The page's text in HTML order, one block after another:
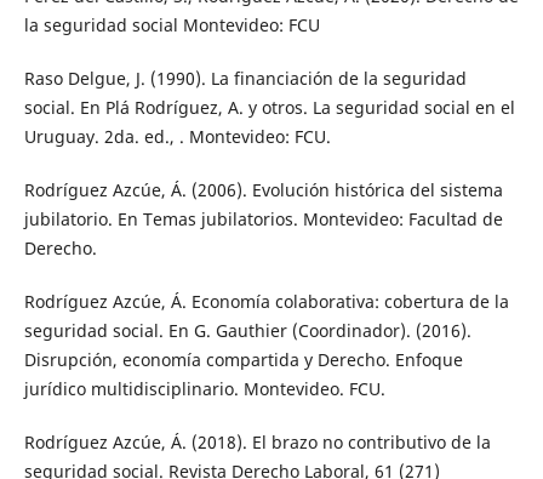
la seguridad social Montevideo: FCU
Raso Delgue, J. (1990). La financiación de la seguridad
social. En Plá Rodríguez, A. y otros. La seguridad social en el
Uruguay. 2da. ed., . Montevideo: FCU.
Rodríguez Azcúe, Á. (2006). Evolución histórica del sistema
jubilatorio. En Temas jubilatorios. Montevideo: Facultad de
Derecho.
Rodríguez Azcúe, Á. Economía colaborativa: cobertura de la
seguridad social. En G. Gauthier (Coordinador). (2016).
Disrupción, economía compartida y Derecho. Enfoque
jurídico multidisciplinario. Montevideo. FCU.
Rodríguez Azcúe, Á. (2018). El brazo no contributivo de la
seguridad social. Revista Derecho Laboral, 61 (271)